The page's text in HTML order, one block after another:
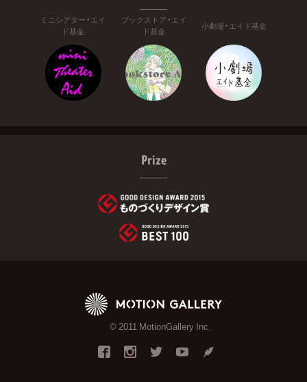
ミニシアター・エイ
ド基金
ブックストア・エイ
ド基金
小劇場・エイド基金
Prize
© 2011 MotionGallery Inc.